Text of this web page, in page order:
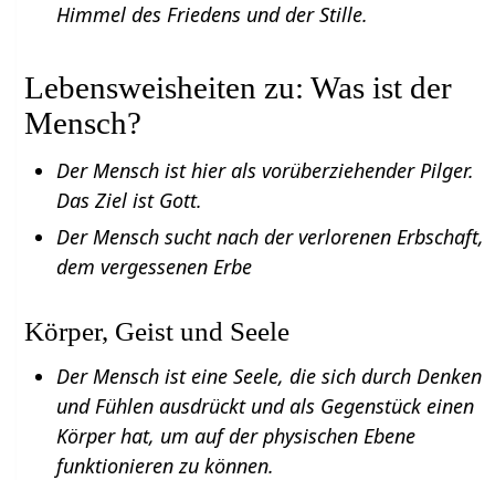
Himmel des Friedens und der Stille.
Lebensweisheiten zu: Was ist der
Mensch?
Der Mensch ist hier als vorüberziehender Pilger.
Das Ziel ist Gott.
Der Mensch sucht nach der verlorenen Erbschaft,
dem vergessenen Erbe
Körper, Geist und Seele
Der Mensch ist eine Seele, die sich durch Denken
und Fühlen ausdrückt und als Gegenstück einen
Körper hat, um auf der physischen Ebene
funktionieren zu können.